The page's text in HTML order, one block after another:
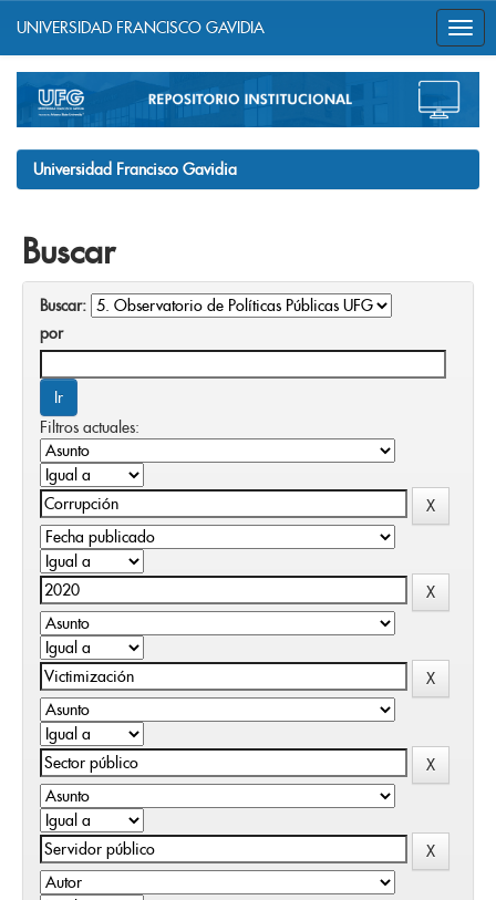
navigation
UNIVERSIDAD FRANCISCO GAVIDIA
Universidad Francisco Gavidia
Buscar
Buscar:
por
Filtros actuales: